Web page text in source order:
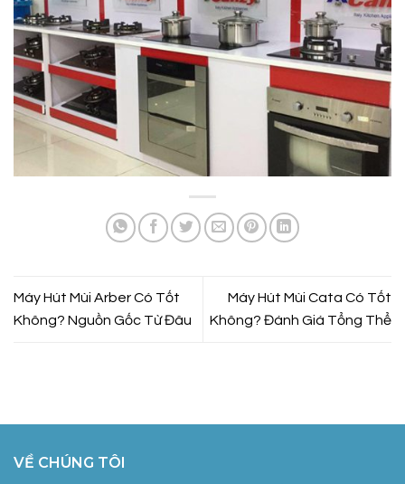
Máy Hút Mùi Arber Có Tốt
Không? Nguồn Gốc Từ Đâu
Máy Hút Mùi Cata Có Tốt
Không? Đánh Giá Tổng Thể
VỀ CHÚNG TÔI